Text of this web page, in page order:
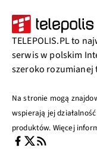
TELEPOLIS.PL to
serwis w polskim
szeroko
Na stronie mogą
wspierają jej
produktów. Więcej